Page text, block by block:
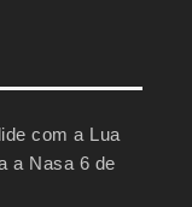
com a Lua
a Nasa 6 de